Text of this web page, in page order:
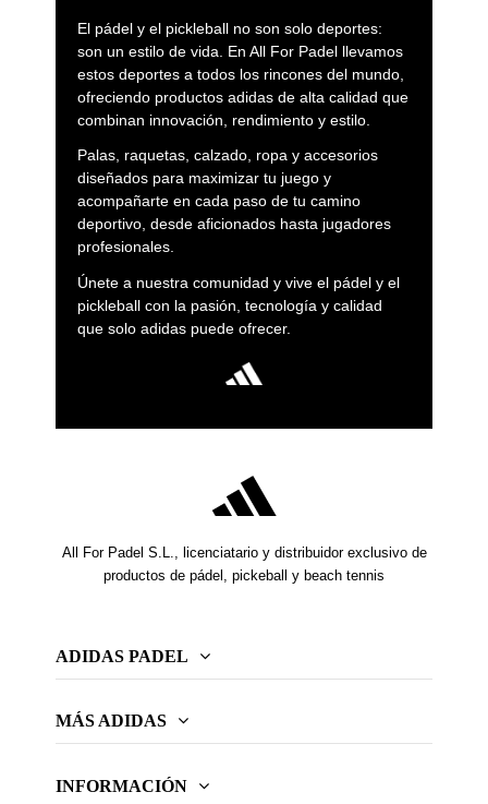
El pádel y el pickleball no son solo deportes:
son un estilo de vida. En All For Padel llevamos
estos deportes a todos los rincones del mundo,
ofreciendo productos adidas de alta calidad que
combinan innovación, rendimiento y estilo.
Palas, raquetas, calzado, ropa y accesorios
diseñados para maximizar tu juego y
acompañarte en cada paso de tu camino
deportivo, desde aficionados hasta jugadores
profesionales.
Únete a nuestra comunidad y vive el pádel y el
pickleball con la pasión, tecnología y calidad
que solo adidas puede ofrecer.
All For Padel S.L., licenciatario y distribuidor exclusivo de
productos de pádel, pickeball y beach tennis
ADIDAS PADEL
MÁS ADIDAS
INFORMACIÓN